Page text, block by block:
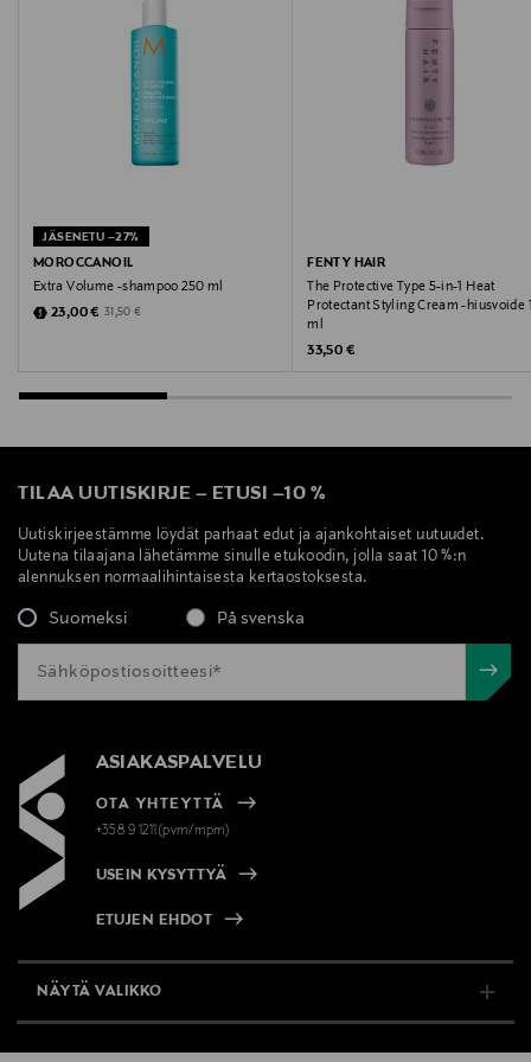
JÄSENETU –27%
MOROCCANOIL
Extra Volume -shampoo 250 ml
Discounted Price
23,00 € Original Price
31,50 €
FENTY HAIR
The Protective Type 5-in-1 Heat
Protectant Styling Cream -hiusvoide
ml
Original Price
33,50 €
TILAA UUTISKIRJE – ETUSI –10 %
Uutiskirjeestämme löydät parhaat edut ja ajankohtaiset uutuudet.
Uutena tilaajana lähetämme sinulle etukoodin, jolla saat 10 %:n
alennuksen normaalihintaisesta kertaostoksesta.
Suomeksi På svenska
ASIAKASPALVELU
OTA YHTEYTTÄ
+358 9 1211(pvm/mpm)
USEIN KYSYTTYÄ
ETUJEN EHDOT
NÄYTÄ VALIKKO